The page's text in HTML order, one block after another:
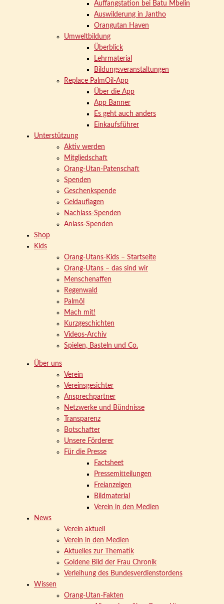
Auffangstation bei Batu Mbelin
Auswilderung in Jantho
Orangutan Haven
Umweltbildung
Überblick
Lehrmaterial
Bildungsveranstaltungen
Replace PalmOil-App
Über die App
App Banner
Es geht auch anders
Einkaufsführer
Unterstützung
Aktiv werden
Mitgliedschaft
Orang-Utan-Patenschaft
Spenden
Geschenkspende
Geldauflagen
Nachlass-Spenden
Anlass-Spenden
Shop
Kids
Orang-Utans-Kids – Startseite
Orang-Utans – das sind wir
Menschenaffen
Regenwald
Palmöl
Mach mit!
Kurzgeschichten
Videos-Archiv
Spielen, Basteln und Co.
Über uns
Verein
Vereinsgesichter
Ansprechpartner
Netzwerke und Bündnisse
Transparenz
Botschafter
Unsere Förderer
Für die Presse
Factsheet
Pressemitteilungen
Freianzeigen
Bildmaterial
Verein in den Medien
News
Verein aktuell
Verein in den Medien
Aktuelles zur Thematik
Goldene Bild der Frau Chronik
Verleihung des Bundesverdienstordens
Wissen
Orang-Utan-Fakten